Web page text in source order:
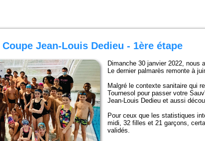
Jean-Louis Dedieu - 1ère étape
Dimanche 30 janvier 2022, nous
Le dernier palmarès remonte à
Malgré le contexte sanitaire qui
Tournesol pour passer votre
Jean-Louis Dedieu et aussi
Pour ceux que les statistiques
midi, 32 filles et 21 garçons,
validés.